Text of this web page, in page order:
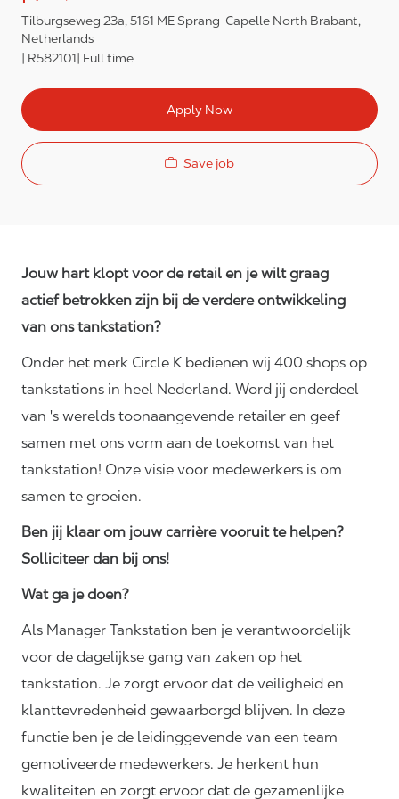
Tilburgseweg 23a, 5161 ME Sprang-Capelle North Brabant,
Netherlands
R582101 Full time
Apply Now
Save job
Jouw hart klopt voor de retail en je wilt graag
actief betrokken zijn bij de verdere ontwikkeling
van ons tankstation?
Onder het merk Circle K bedienen wij 400 shops op
tankstations in heel Nederland. Word jij onderdeel
van 's werelds toonaangevende retailer en geef
samen met ons vorm aan de toekomst van het
tankstation! Onze visie voor medewerkers is om
samen te groeien.
Ben jij klaar om jouw carrière vooruit te helpen?
Solliciteer dan bij ons!
Wat ga je doen?
Als Manager Tankstation ben je verantwoordelijk
voor de dagelijkse gang van zaken op het
tankstation. Je zorgt ervoor dat de veiligheid en
klanttevredenheid gewaarborgd blijven. In deze
functie ben je de leidinggevende van een team
gemotiveerde medewerkers. Je herkent hun
kwaliteiten en zorgt ervoor dat de gezamenlijke